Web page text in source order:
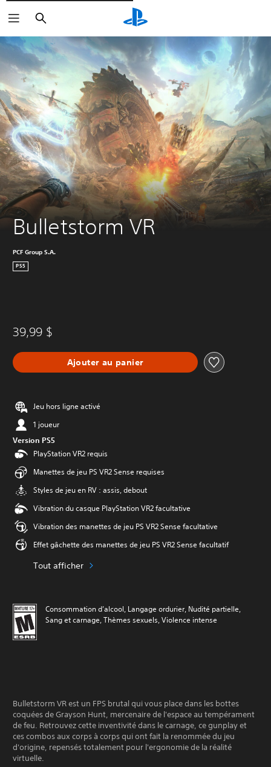
Rechercher
Bulletstorm VR
PCF Group S.A.
PS5
39,99 $
Ajouter au panier
Jeu hors ligne activé
1 joueur
Version PS5
PlayStation VR2 requis
Manettes de jeu PS VR2 Sense requises
Styles de jeu en RV : assis, debout
Vibration du casque PlayStation VR2 facultative
Vibration des manettes de jeu PS VR2 Sense facultative
Effet gâchette des manettes de jeu PS VR2 Sense facultatif
Tout afficher
Consommation d’alcool, Langage ordurier, Nudité partielle,
Sang et carnage, Thèmes sexuels, Violence intense
Bulletstorm VR est un FPS brutal qui vous place dans les bottes
coquées de Grayson Hunt, mercenaire de l'espace au tempérament
de feu. Retrouvez cette inventivité dans le carnage, ce gunplay et
ces combos aux corps à corps qui ont fait la renommée du jeu
d'origine, repensés totalement pour l'ergonomie de la réalité
virtuelle.